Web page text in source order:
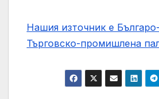
Нашия източник е
Търговско-промишлена